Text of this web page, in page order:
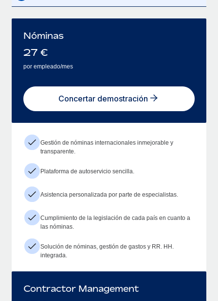
Nóminas
27 €
por empleado/mes
Concertar demostración
Gestión de nóminas internacionales inmejorable y
transparente.
Plataforma de autoservicio sencilla.
Asistencia personalizada por parte de especialistas.
Cumplimiento de la legislación de cada país en cuanto a
las nóminas.
Solución de nóminas, gestión de gastos y RR. HH.
integrada.
Contractor Management